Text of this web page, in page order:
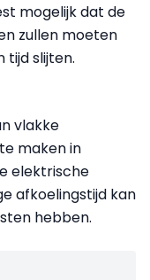
mogelijk dat de
zullen moeten
tijd slijten.
vlakke
maken in
elektrische
afkoelingstijd kan
hebben.